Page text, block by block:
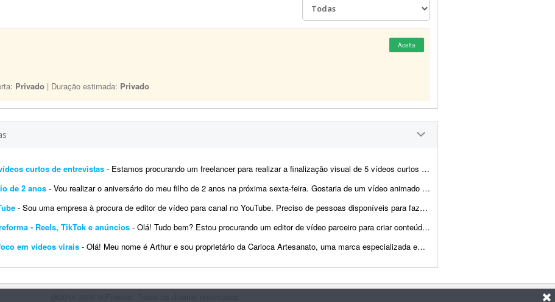
Aceita
Privado | Duração estimada: Privado
curtos de entrevistas - Estamos procurando um freelancer para realizar a finalização visual de 5 vídeos curtos de entrevistas para redes sociais. Todos os vídeos começam com a pergunta:...
de 2 anos - Vou realizar o aniversário do meu filho de 2 anos na próxima sexta-feira. Gostaria de um vídeo animado contando a minha história com minha esposa (namoro e casamento), a...
- Sou uma empresa à procura de editor de vídeo para canal no YouTube. Preciso de pessoas disponíveis para fazer esse trabalho para mim, pois não tenho tempo nem disponibil...
- Reels, TikTok e anúncios - Olá! Tudo bem? Estou procurando um editor de vídeo parceiro para criar conteúdos dinâmicos para Instagram (Reels), TikTok, YouTube Shorts e campanhas de anúncios,...
em vídeos virais - Olá! Meu nome é Arthur e sou proprietário da Carioca Artesanato, uma marca especializada em peças artesanais feitas com pedras naturais, cristais e resina. Estou procur...